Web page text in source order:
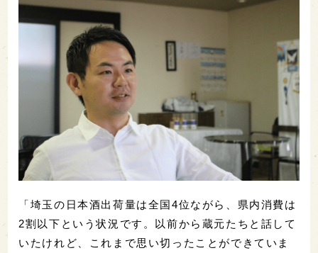
「埼玉の日本酒出荷量は全国4位ながら、県内消費は
2割以下という状況です。以前から蔵元たちと話して
いたけれど、これまで思い切ったことができていま